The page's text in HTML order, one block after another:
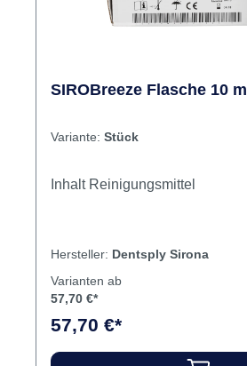
SIROBreeze Flasche 10 ml
Variante: Stück
Inhalt Reinigungsmittel
Hersteller: Dentsply Sirona
Varianten ab
57,70 €*
57,70 €*